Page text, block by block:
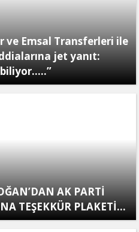
ve Emsal Transferleri ile
jet yanıt:
AK PARTİ
TEŞEKKÜR PLAKETİ…